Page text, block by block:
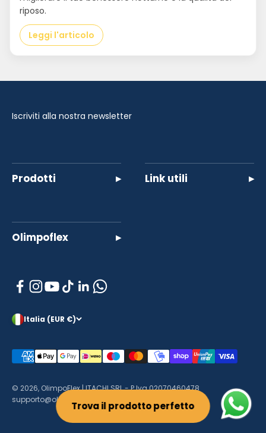
Trova il prodotto perfetto
riposo.
Leggi l'articolo
Iscriviti alla nostra newsletter
Prodotti ▸ Link utili ▸
Olimpoflex ▸
Italia (EUR €)
© 2026, OlimpoFlex | ITACHI SRL - P.Iva 02070460478
supporto@olimpo-flex.com